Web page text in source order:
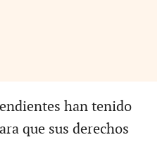
han tenido
que sus derechos